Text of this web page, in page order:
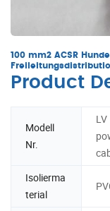
100 mm2 ACSR
Product
Modell
Nr.
LV
Isolierma
terial